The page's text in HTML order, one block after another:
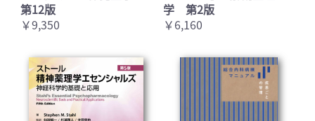
第12版
￥9,350
学 第2版
￥6,160